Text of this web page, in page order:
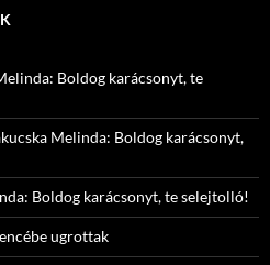
Boldog karácsonyt, te
Melinda: Boldog karácsonyt,
Boldog karácsonyt, te selejtolló!
ugrottak